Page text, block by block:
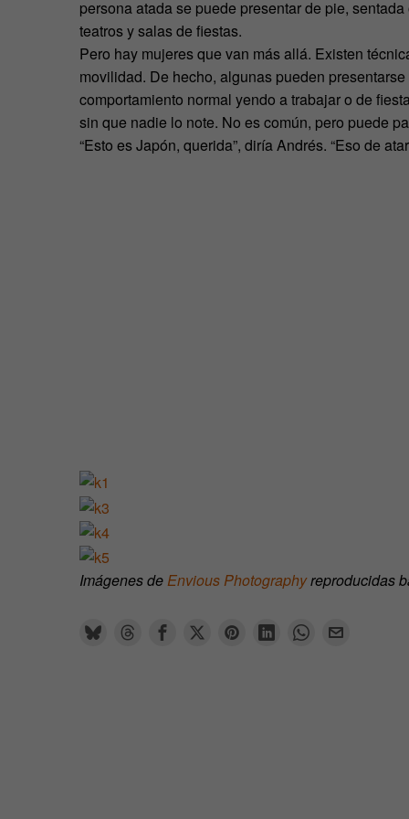
persona atada se puede presentar de pie,
teatros y salas de fiestas.
Pero hay mujeres que van más allá. Existen
movilidad. De hecho, algunas pueden
comportamiento normal yendo a trabajar o de
sin que nadie lo note. No es común, pero puede
“Esto es Japón, querida”, diría Andrés. “Eso de
Imágenes deEnvious Photographyreproducidas